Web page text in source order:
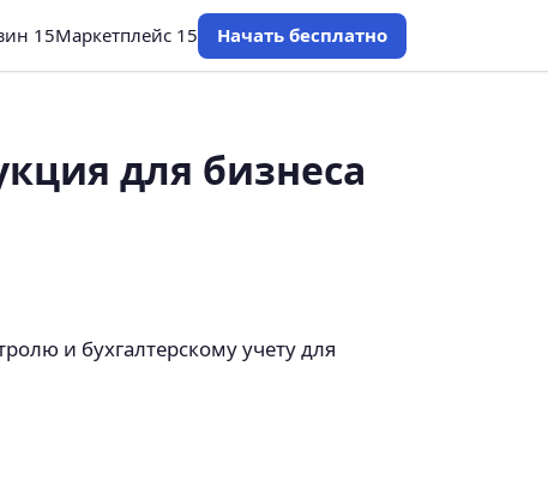
15Маркетплейс 15 Начать бесплатно
для бизнеса
и бухгалтерскому учету для